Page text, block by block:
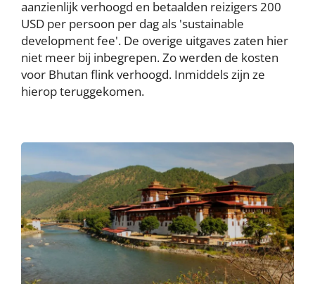
aanzienlijk verhoogd en betaalden reizigers 200
USD per persoon per dag als 'sustainable
development fee'. De overige uitgaves zaten hier
niet meer bij inbegrepen. Zo werden de kosten
voor Bhutan flink verhoogd. Inmiddels zijn ze
hierop teruggekomen.